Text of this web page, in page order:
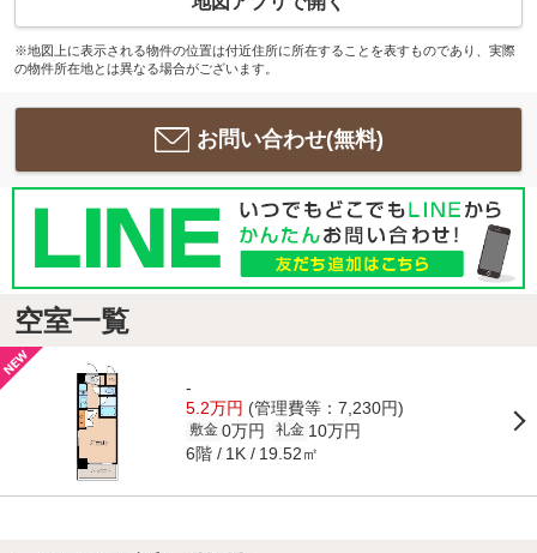
※地図上に表示される物件の位置は付近住所に所在することを表すものであり、実際
の物件所在地とは異なる場合がございます。
お問い合わせ(無料)
空室一覧
-
5.2万円 (管理費等：7,230円)
敷金 0万円 礼金 10万円
6階 1K 19.52㎡